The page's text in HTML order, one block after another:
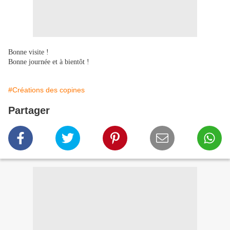
Bonne visite !
Bonne journée et à bientôt !
#Créations des copines
Partager